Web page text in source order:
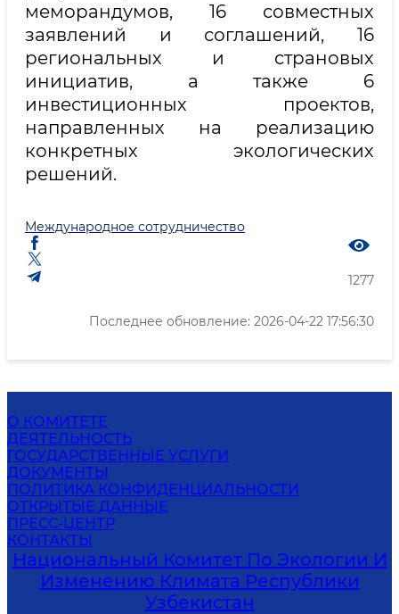
меморандумов, 16 совместных
заявлений и соглашений, 16
региональных и страновых
инициатив, а также 6
инвестиционных проектов,
направленных на реализацию
конкретных экологических
решений.
Международное сотрудничество
1277
Последнее обновление: 2026-04-22 17:56:30
О КОМИТЕТЕ
ДЕЯТЕЛЬНОСТЬ
ГОСУДАРСТВЕННЫЕ УСЛУГИ
ДОКУМЕНТЫ
ПОЛИТИКА КОНФИДЕНЦИАЛЬНОСТИ
ОТКРЫТЫЕ ДАННЫЕ
ПРЕСС-ЦЕНТР
КОНТАКТЫ
Национальный Комитет По Экологии И
Изменению Климата Республики
Узбекистан